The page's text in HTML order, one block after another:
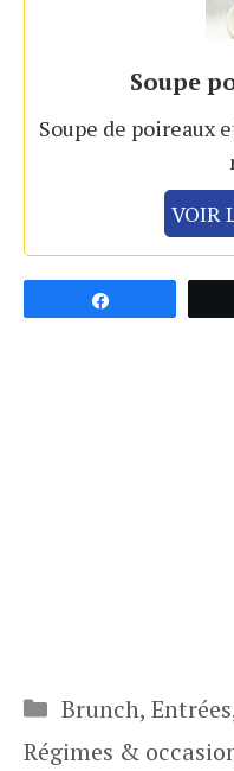
Soupe
Soupe de poireaux
VOIR
Catégories
Brunch, Entrées
Régimes &